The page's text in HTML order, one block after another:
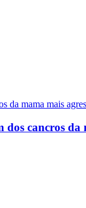
cancros da